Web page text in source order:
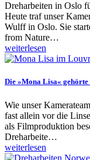
Dreharbeiten in Oslo
Heute traf unser
Wulff in Oslo. Sie
from Nature…
weiterlesen
Die »Mona Lisa« gehörte
Wie unser
fast allein vor die
als Filmproduktion
Dreharbeite…
weiterlesen